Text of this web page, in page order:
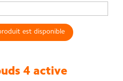
est disponible
4 active